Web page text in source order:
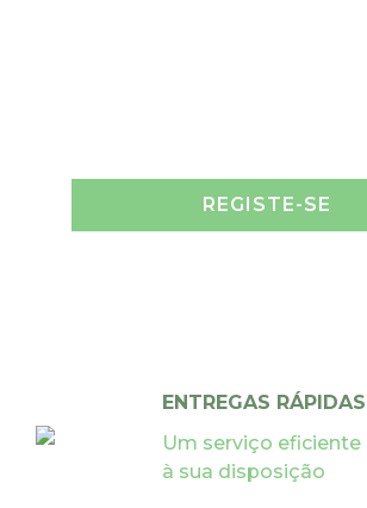
REGISTE-SE
ENTREGAS RÁPIDAS
Um serviço eficiente
à sua disposição